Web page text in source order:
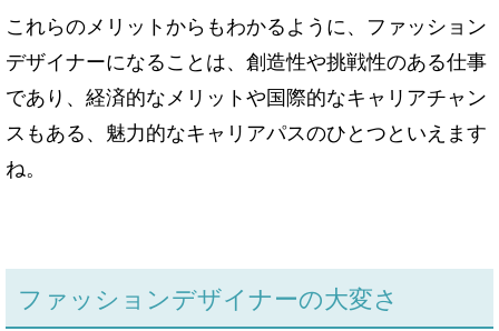
これらのメリットからもわかるように、ファッション
デザイナーになることは、創造性や挑戦性のある仕事
であり、経済的なメリットや国際的なキャリアチャン
スもある、魅力的なキャリアパスのひとつといえます
ね。
ファッションデザイナーの大変さ